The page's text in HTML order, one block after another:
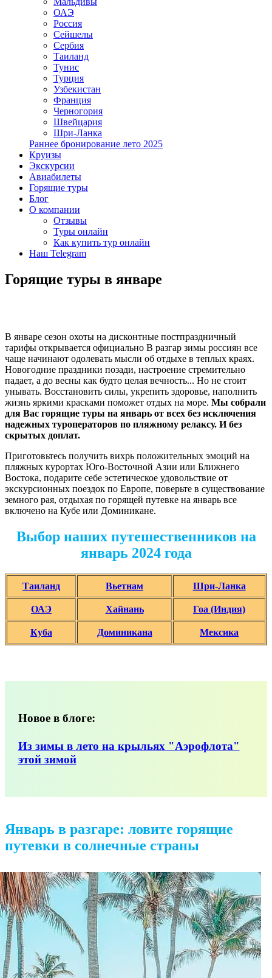
ОАЭ
Россия
Сейшелы
Сербия
Таиланд
Тунис
Турция
Узбекистан
Франция
Черногория
Швейцария
Шри-Ланка
Раннее бронирование лето 2025
Круизы
Экскурсии
Авиабилеты
Горящие туры
Блог
О компании
Отзывы
Туры онлайн
Как купить тур онлайн
Наш Telegram
Горящие туры в январе
В январе сезон охоты на дисконтные постпраздничный
тарифы открывается официально В разгар зимы россиян все
чаще начинают одолевать мысли об отдыхе в теплых краях.
Новогодние праздники позади, настроение стремительно
падает, а до весны как будто целая вечность... Но не стоит
унывать. Восстановить силы, укрепить здоровье, наполнить
жизнь яркими красками поможет отдых на море. Мы собрали
для Вас горящие туры на январь от всех без исключения
надежных туроператоров по пляжному релаксу. И без
скрытых доплат.
Приготовьтесь получить вихрь положительных эмоций на
пляжных курортах Юго-Восточной Азии или Ближнего
Востока, подарите себе эстетическое удовольствие от
экскурсионных поездок по Европе, поверьте в существование
земного рая, отдыхая по горящей путевке на январь все
включено на Кубе или Доминикане.
Выбор наших путешественников на
январь 2024 года
Таиланд Вьетнам Шри-Ланка
ОАЭ Хайнань Гоа (Индия)
Куба Доминикана Мексика
Новое в блоге:
Из зимы в лето на крыльях "Аэрофлота"
этой зимой
Январь в разгаре: ловите горящие
путевки в солнечные страны